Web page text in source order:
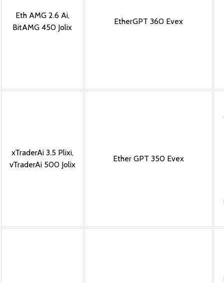
Eth AMG 2.6 Ai,
BitAMG 450 Jolix
EtherGPT 360 Evex
xTraderAi 3.5 Plixi,
vTraderAi 500 Jolix
Ether GPT 350 Evex